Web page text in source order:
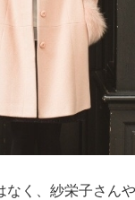
なく、紗栄子さん